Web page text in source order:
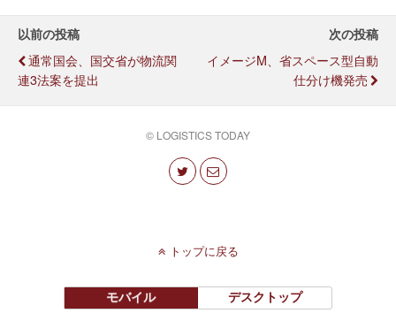
以前の投稿
通常国会、国交省が物流関
連3法案を提出
次の投稿
イメージM、省スペース型自動
仕分け機発売
© LOGISTICS TODAY
トップに戻る
モバイル デスクトップ